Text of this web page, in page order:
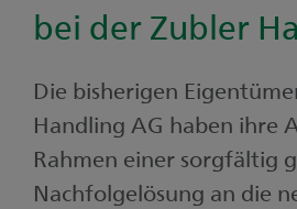
bei der Zubler
Die bisherigen
Handling AG haben ihre
Rahmen einer sorgfältig
Nachfolgelösung an die